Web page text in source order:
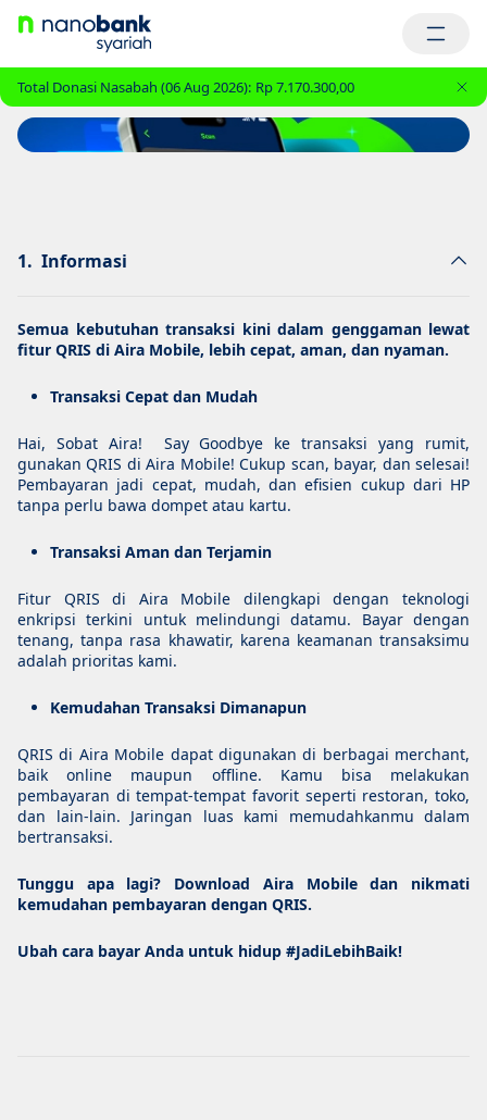
Total Donasi Nasabah (06 Aug 2026): Rp 7.170.300,00
QRIS
1. Informasi
Semua kebutuhan transaksi kini dalam genggaman lewat
fitur QRIS di Aira Mobile, lebih cepat, aman, dan nyaman.
Transaksi Cepat dan Mudah
Hai, Sobat Aira! Say Goodbye ke transaksi yang rumit,
gunakan QRIS di Aira Mobile! Cukup scan, bayar, dan selesai!
Pembayaran jadi cepat, mudah, dan efisien cukup dari HP
tanpa perlu bawa dompet atau kartu.
Transaksi Aman dan Terjamin
Fitur QRIS di Aira Mobile dilengkapi dengan teknologi
enkripsi terkini untuk melindungi datamu. Bayar dengan
tenang, tanpa rasa khawatir, karena keamanan transaksimu
adalah prioritas kami.
Kemudahan Transaksi Dimanapun
QRIS di Aira Mobile dapat digunakan di berbagai merchant,
baik online maupun offline. Kamu bisa melakukan
pembayaran di tempat-tempat favorit seperti restoran, toko,
dan lain-lain. Jaringan luas kami memudahkanmu dalam
bertransaksi.
Tunggu apa lagi? Download Aira Mobile dan nikmati
kemudahan pembayaran dengan QRIS.
Ubah cara bayar Anda untuk hidup #JadiLebihBaik!